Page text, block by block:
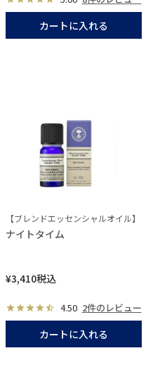
カートに入れる
【ブレンドエッセンシャルオイル】
ナイトタイム
¥3,410税込
4.50 2件のレビュー
カートに入れる